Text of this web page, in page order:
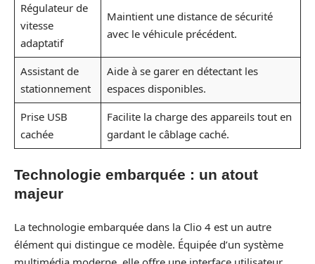
Régulateur de
vitesse
adaptatif
Maintient une distance de sécurité
avec le véhicule précédent.
Assistant de
stationnement
Aide à se garer en détectant les
espaces disponibles.
Prise USB
cachée
Facilite la charge des appareils tout en
gardant le câblage caché.
Technologie embarquée : un atout
majeur
La technologie embarquée dans la Clio 4 est un autre
élément qui distingue ce modèle. Équipée d’un système